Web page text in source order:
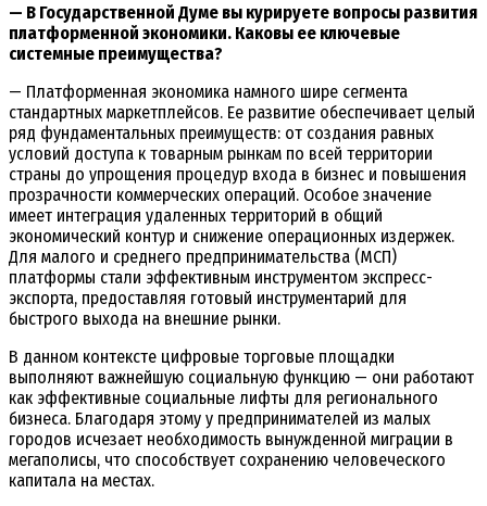
— В Государственной Думе вы курируете вопросы развития
платформенной экономики. Каковы ее ключевые
системные преимущества?
— Платформенная экономика намного шире сегмента
стандартных маркетплейсов. Ее развитие обеспечивает целый
ряд фундаментальных преимуществ: от создания равных
условий доступа к товарным рынкам по всей территории
страны до упрощения процедур входа в бизнес и повышения
прозрачности коммерческих операций. Особое значение
имеет интеграция удаленных территорий в общий
экономический контур и снижение операционных издержек.
Для малого и среднего предпринимательства (МСП)
платформы стали эффективным инструментом экспресс-
экспорта, предоставляя готовый инструментарий для
быстрого выхода на внешние рынки.
В данном контексте цифровые торговые площадки
выполняют важнейшую социальную функцию — они работают
как эффективные социальные лифты для регионального
бизнеса. Благодаря этому у предпринимателей из малых
городов исчезает необходимость вынужденной миграции в
мегаполисы, что способствует сохранению человеческого
капитала на местах.